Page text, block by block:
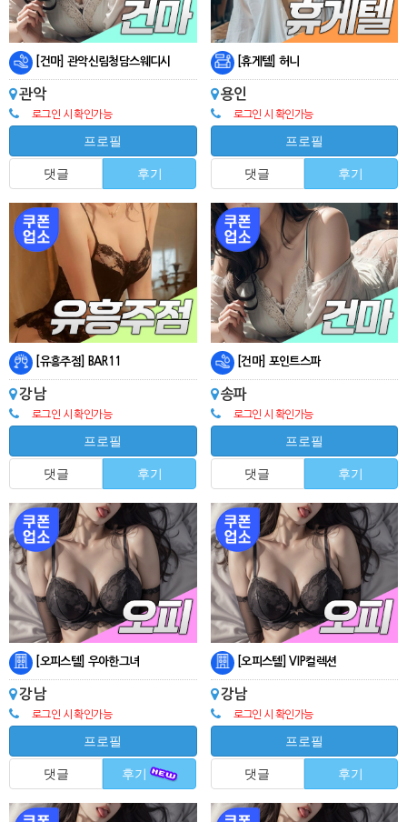
[건마] 관악신림청담스웨디시
관악
로그인 시 확인가능
프로필
댓글 후기
[휴게텔] 허니
용인
로그인 시 확인가능
프로필
댓글 후기
[유흥주점] BAR11
강남
로그인 시 확인가능
프로필
댓글 후기
[건마] 포인트스파
송파
로그인 시 확인가능
프로필
댓글 후기
[오피스텔] 우아한그녀
강남
로그인 시 확인가능
프로필
댓글 후기
[오피스텔] VIP컬렉션
강남
로그인 시 확인가능
프로필
댓글 후기